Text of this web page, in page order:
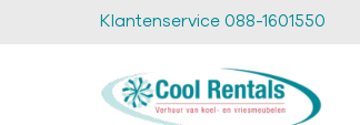
Klantenservice 088-1601550